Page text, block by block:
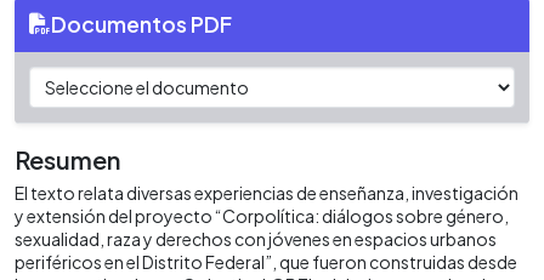
Documentos PDF
Resumen
El texto relata diversas experiencias de enseñanza, investigación
y extensión del proyecto “Corpolítica: diálogos sobre género,
sexualidad, raza y derechos con jóvenes en espacios urbanos
periféricos en el Distrito Federal”, que fueron construidas desde